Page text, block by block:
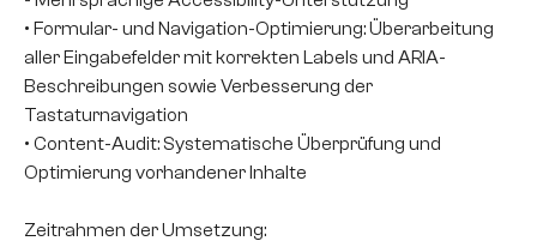
• Formular- und Navigation-Optimierung: Überarbeitung
aller Eingabefelder mit korrekten Labels und ARIA-
Beschreibungen sowie Verbesserung der
Tastaturnavigation
• Content-Audit: Systematische Überprüfung und
Optimierung vorhandener Inhalte
Zeitrahmen der Umsetzung: